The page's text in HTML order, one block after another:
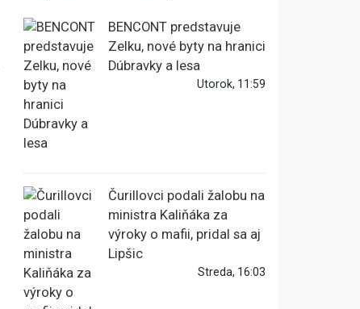
BENCONT predstavuje
Zelku, nové byty na hranici
Dúbravky a lesa
Utorok, 11:59
Čurillovci podali žalobu na
ministra Kaliňáka za
výroky o mafii, pridal sa aj
Lipšic
Streda, 16:03